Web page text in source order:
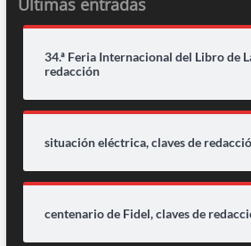
Últimas entradas
34.ª Feria Internacional del Libro de
redacción
situación eléctrica, claves de
centenario de Fidel, claves de